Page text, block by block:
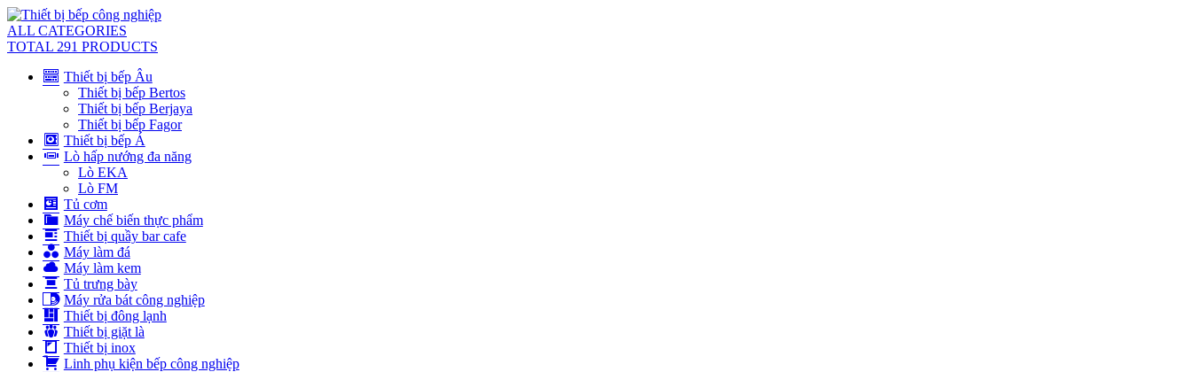
ALL CATEGORIES
TOTAL 291 PRODUCTS
Thiết bị bếp Âu
Thiết bị bếp Bertos
Thiết bị bếp Berjaya
Thiết bị bếp Fagor
Thiết bị bếp Á
Lò hấp nướng đa năng
Lò EKA
Lò FM
Tủ cơm
Máy chế biến thực phẩm
Thiết bị quầy bar cafe
Máy làm đá
Máy làm kem
Tủ trưng bày
Máy rửa bát công nghiệp
Thiết bị đông lạnh
Thiết bị giặt là
Thiết bị inox
Linh phụ kiện bếp công nghiệp